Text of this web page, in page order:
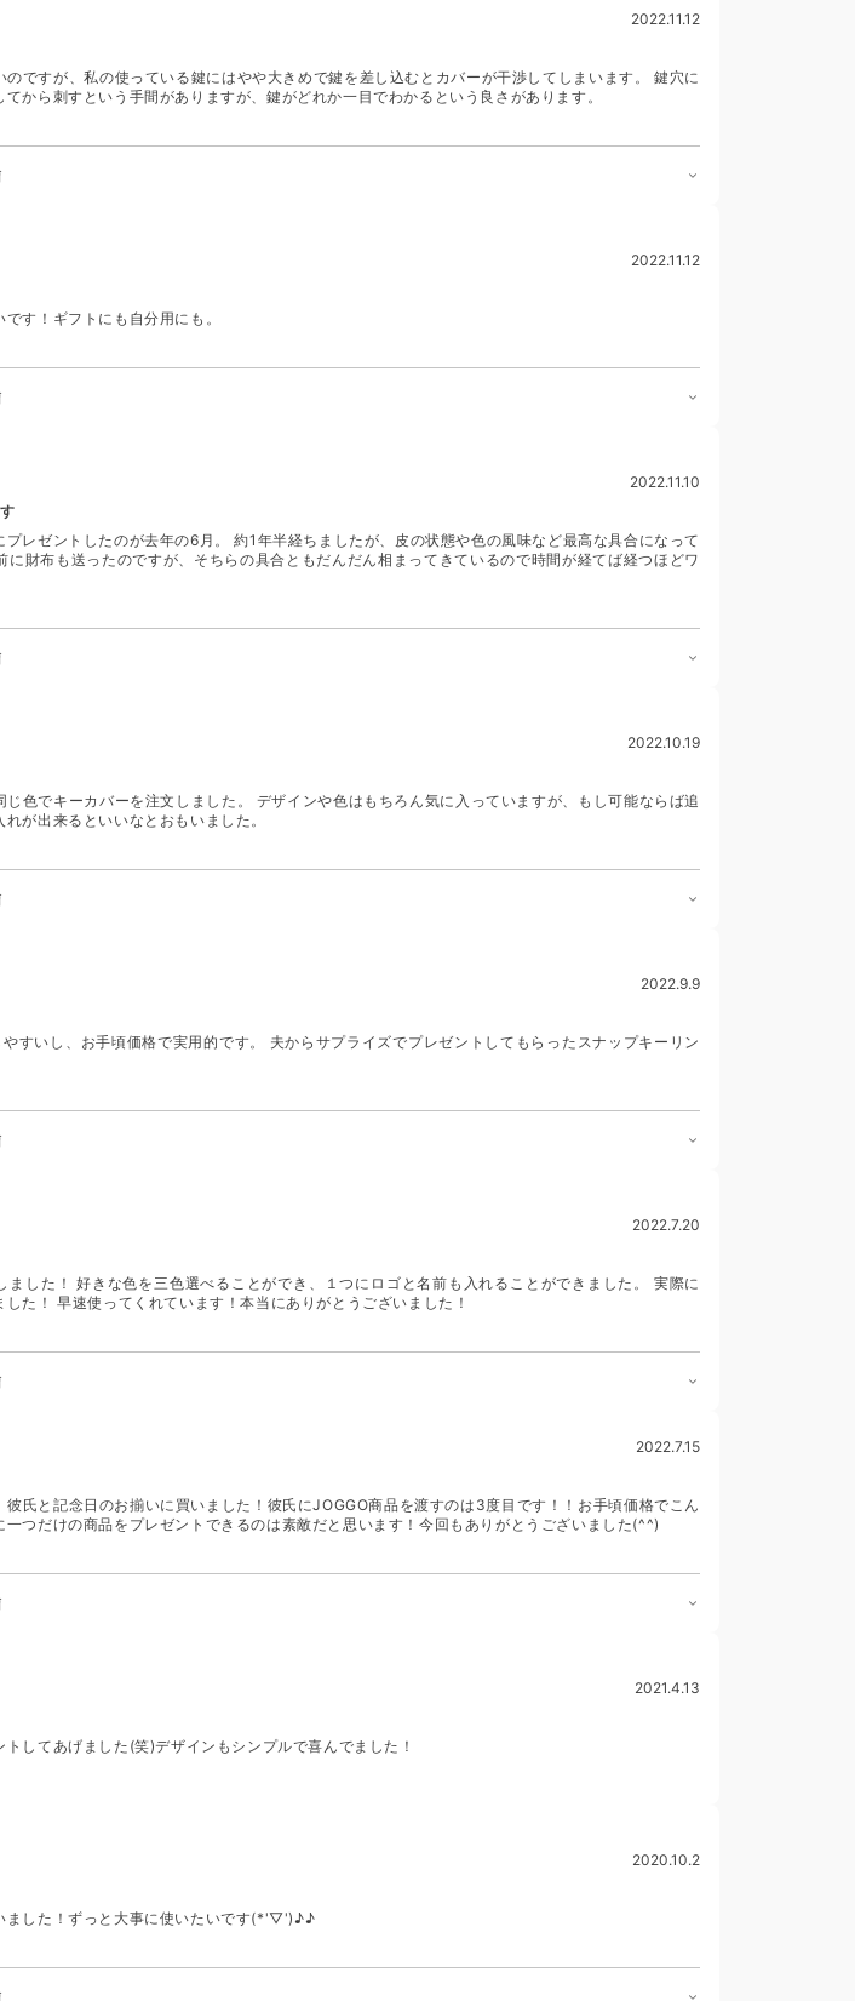
2022.11.12
ですが、私の使っている鍵にはやや大きめで鍵を差し込むとカバーが干渉してしまいます。 鍵穴に
から刺すという手間がありますが、鍵がどれか一目でわかるという良さがあります。
2022.11.12
す！ギフトにも自分用にも。
2022.11.10
プレゼントしたのが去年の6月。 約1年半経ちましたが、皮の状態や色の風味など最高な具合になって
に財布も送ったのですが、そちらの具合ともだんだん相まってきているので時間が経てば経つほどワ
2022.10.19
色でキーカバーを注文しました。 デザインや色はもちろん気に入っていますが、もし可能ならば追
が出来るといいなとおもいました。
2022.9.9
すいし、お手頃価格で実用的です。 夫からサプライズでプレゼントしてもらったスナップキーリン
2022.7.20
ました！ 好きな色を三色選べることができ、１つにロゴと名前も入れることができました。 実際に
た！ 早速使ってくれています！本当にありがとうございました！
2022.7.15
氏と記念日のお揃いに買いました！彼氏にJOGGO商品を渡すのは3度目です！！お手頃価格でこん
つだけの商品をプレゼントできるのは素敵だと思います！今回もありがとうございました(^^)
2021.4.13
してあげました(笑)デザインもシンプルで喜んでました！
2020.10.2
ました！ずっと大事に使いたいです(*'▽')♪♪